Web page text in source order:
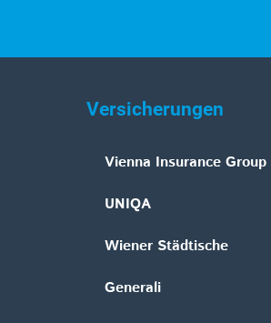
Versicherungen
Vienna Insurance Group
UNIQA
Wiener Städtische
Generali